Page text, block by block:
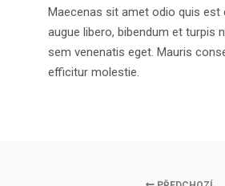
Maecenas sit amet odio quis est
augue libero, bibendum et turpis
sem venenatis eget. Mauris
efficitur molestie.